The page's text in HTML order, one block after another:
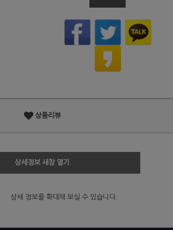
상품리뷰
상세정보 새창 열기
상세 정보를 확대해 보실 수 있습니다.